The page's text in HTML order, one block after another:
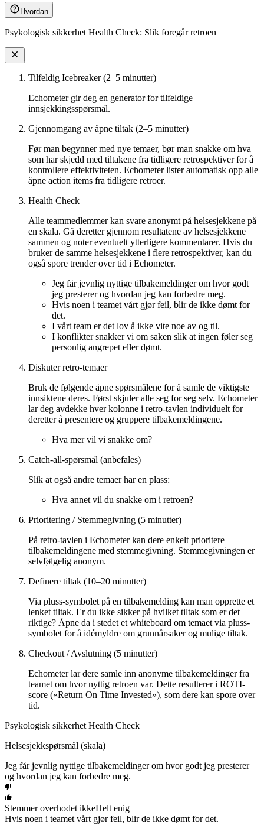
Hvordan
Psykologisk sikkerhet Health Check: Slik foregår retroen
Tilfeldig Icebreaker (2–5 minutter)
Echometer gir deg en generator for tilfeldige
innsjekkingsspørsmål.
Gjennomgang av åpne tiltak (2–5 minutter)
Før man begynner med nye temaer, bør man snakke om hva
som har skjedd med tiltakene fra tidligere retrospektiver for å
kontrollere effektiviteten. Echometer lister automatisk opp alle
åpne action items fra tidligere retroer.
Health Check
Alle teammedlemmer kan svare anonymt på helsesjekkene på
en skala. Gå deretter gjennom resultatene av helsesjekkene
sammen og noter eventuelt ytterligere kommentarer. Hvis du
bruker de samme helsesjekkene i flere retrospektiver, kan du
også spore trender over tid i Echometer.
Jeg får jevnlig nyttige tilbakemeldinger om hvor godt
jeg presterer og hvordan jeg kan forbedre meg.
Hvis noen i teamet vårt gjør feil, blir de ikke dømt for
det.
I vårt team er det lov å ikke vite noe av og til.
I konflikter snakker vi om saken slik at ingen føler seg
personlig angrepet eller dømt.
Diskuter retro-temaer
Bruk de følgende åpne spørsmålene for å samle de viktigste
innsiktene deres. Først skjuler alle seg for seg selv. Echometer
lar deg avdekke hver kolonne i retro-tavlen individuelt for
deretter å presentere og gruppere tilbakemeldingene.
Hva mer vil vi snakke om?
Catch-all-spørsmål (anbefales)
Slik at også andre temaer har en plass:
Hva annet vil du snakke om i retroen?
Prioritering / Stemmegivning (5 minutter)
På retro-tavlen i Echometer kan dere enkelt prioritere
tilbakemeldingene med stemmegivning. Stemmegivningen er
selvfølgelig anonym.
Definere tiltak (10–20 minutter)
Via pluss-symbolet på en tilbakemelding kan man opprette et
lenket tiltak. Er du ikke sikker på hvilket tiltak som er det
riktige? Åpne da i stedet et whiteboard om temaet via pluss-
symbolet for å idémyldre om grunnårsaker og mulige tiltak.
Checkout / Avslutning (5 minutter)
Echometer lar dere samle inn anonyme tilbakemeldinger fra
teamet om hvor nyttig retroen var. Dette resulterer i ROTI-
score («Return On Time Invested»), som dere kan spore over
tid.
Psykologisk sikkerhet Health Check
Helsesjekkspørsmål (skala)
Jeg får jevnlig nyttige tilbakemeldinger om hvor godt jeg presterer
og hvordan jeg kan forbedre meg.
Stemmer overhodet ikkeHelt enig
Hvis noen i teamet vårt gjør feil, blir de ikke dømt for det.